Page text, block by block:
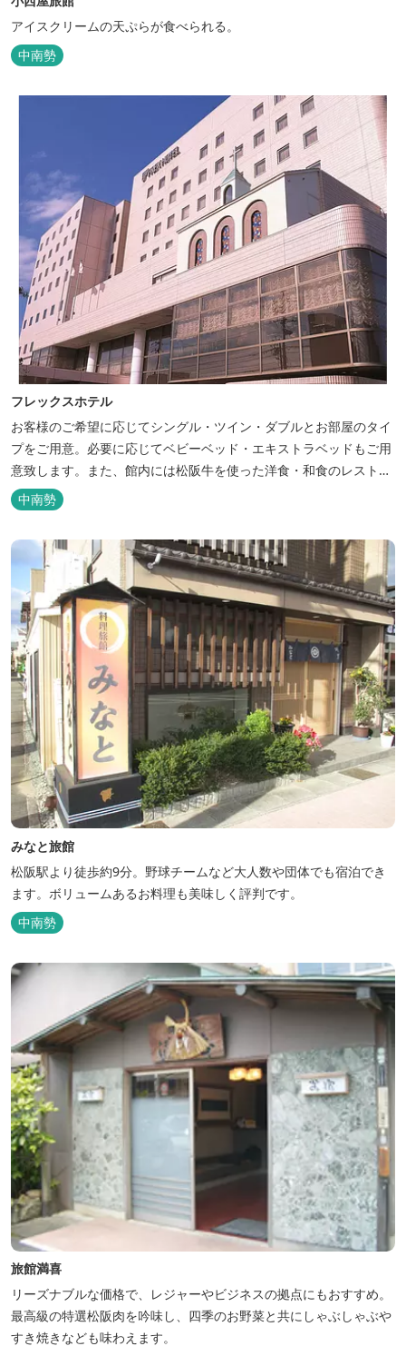
アイスクリームの天ぷらが食べられる。
中南勢
フレックスホテル
お客様のご希望に応じてシングル・ツイン・ダブルとお部屋のタイ
プをご用意。必要に応じてベビーベッド・エキストラベッドもご用
意致します。また、館内には松阪牛を使った洋食・和食のレストラ
ンと喫茶があります。伊勢神宮参拝や、伊勢志摩、東紀州への観光
の拠点にご利用ください。
中南勢
みなと旅館
松阪駅より徒歩約9分。野球チームなど大人数や団体でも宿泊でき
ます。ボリュームあるお料理も美味しく評判です。
中南勢
旅館満喜
リーズナブルな価格で、レジャーやビジネスの拠点にもおすすめ。
最高級の特選松阪肉を吟味し、四季のお野菜と共にしゃぶしゃぶや
すき焼きなども味わえます。